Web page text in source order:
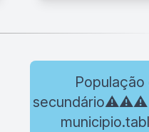
População
secundário⚠️⚠️⚠️